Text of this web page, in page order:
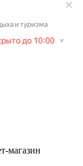
магазин